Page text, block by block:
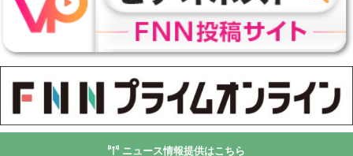
ニュース情報提供はこちら